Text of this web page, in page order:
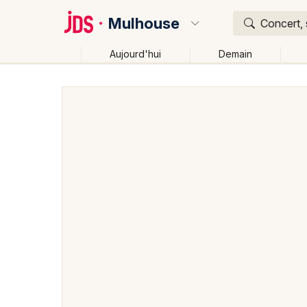
Mulhouse Concert,
Aujourd'hui Demain